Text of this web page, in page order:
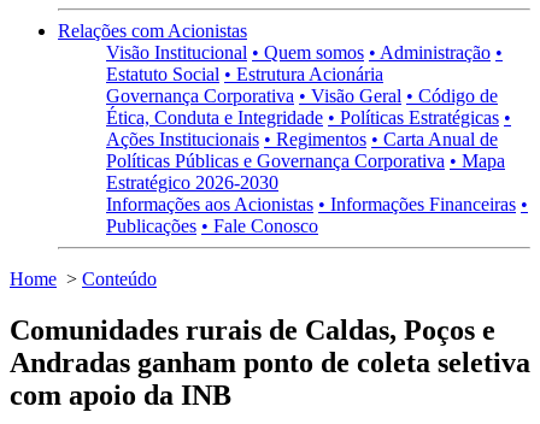
Relações com Acionistas
Visão Institucional • Quem somos • Administração •
Estatuto Social • Estrutura Acionária
Governança Corporativa • Visão Geral • Código de
Ética, Conduta e Integridade • Políticas Estratégicas •
Ações Institucionais • Regimentos • Carta Anual de
Políticas Públicas e Governança Corporativa • Mapa
Estratégico 2026-2030
Informações aos Acionistas • Informações Financeiras •
Publicações • Fale Conosco
Home > Conteúdo
Comunidades rurais de Caldas, Poços e
Andradas ganham ponto de coleta seletiva
com apoio da INB